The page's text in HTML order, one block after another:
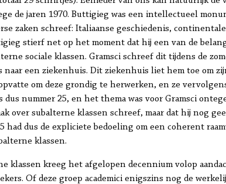
de jaren 1970. Buttigieg was een intellectueel
zaken schreef: Italiaanse geschiedenis,
stierf net op het moment dat hij een van de
sociale klassen. Gramsci schreef dit tijdens de
naar een ziekenhuis. Dit ziekenhuis liet hem toe om
om deze grondig te herwerken, en ze
dus nummer 25, en het thema was voor Gramsci
over subalterne klassen schreef, maar dat hij nog
had dus de expliciete bedoeling om een coherent
klassen.
klassen kreeg het afgelopen decennium volop
Of deze groep academici enigszins nog de